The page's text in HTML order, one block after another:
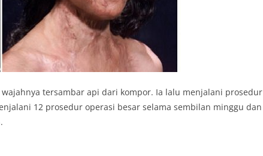
tersambar api dari kompor. Ia lalu menjalani prosedur
12 prosedur operasi besar selama sembilan minggu dan